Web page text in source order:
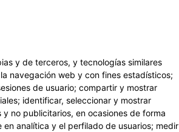
y de terceros, y tecnologías similares
navegación web y con fines estadísticos;
de usuario; compartir y mostrar
identificar, seleccionar y mostrar
no publicitarios, en ocasiones de forma
en analítica y el perfilado de usuarios; medir